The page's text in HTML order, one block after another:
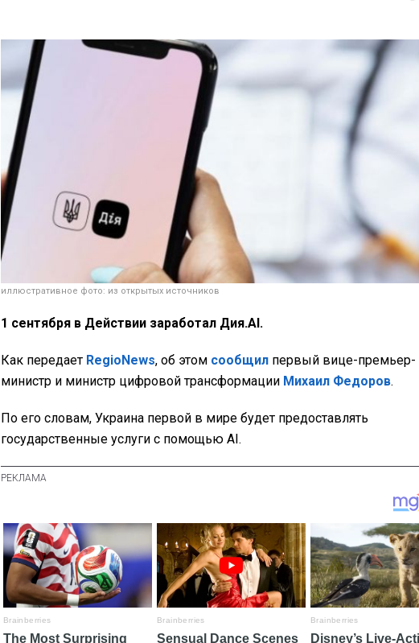
иллюстративное фото: из открытых источников
1 сентября в Действии заработал Дия.АІ.
Как передает RegioNews, об этом сообщил первый вице-премьер-
министр и министр цифровой трансформации Михаил Федоров.
По его словам, Украина первой в мире будет предоставлять
государственные услуги с помощью AI.